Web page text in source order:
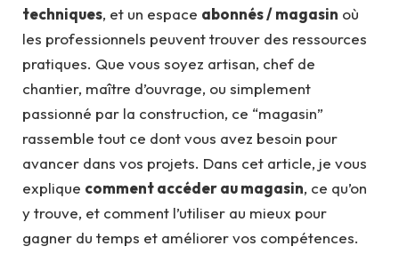
techniques, et un espace abonnés / magasin où
les professionnels peuvent trouver des ressources
pratiques. Que vous soyez artisan, chef de
chantier, maître d’ouvrage, ou simplement
passionné par la construction, ce “magasin”
rassemble tout ce dont vous avez besoin pour
avancer dans vos projets. Dans cet article, je vous
explique comment accéder au magasin, ce qu’on
y trouve, et comment l’utiliser au mieux pour
gagner du temps et améliorer vos compétences.